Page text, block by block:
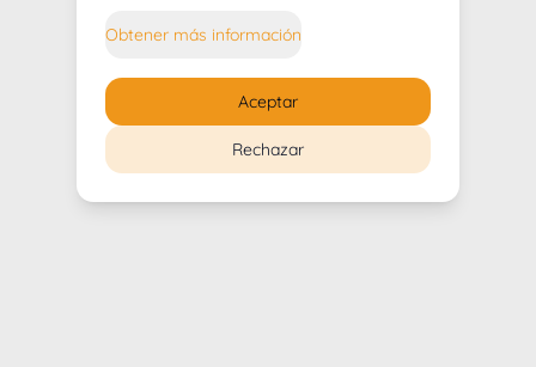
Obtener más información
Rechazar
Aceptar